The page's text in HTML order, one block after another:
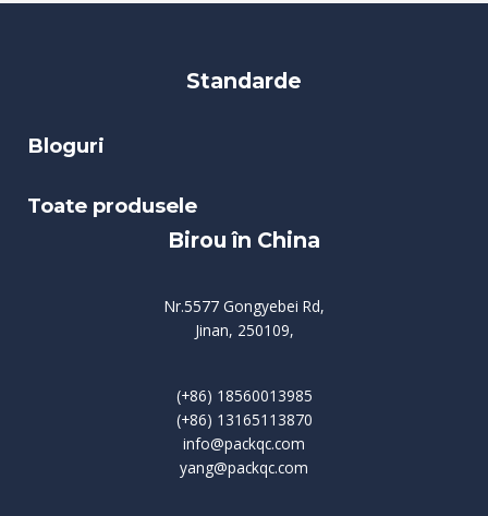
Standarde
Bloguri
Toate produsele
Birou în China
Nr.5577 Gongyebei Rd,
Jinan, 250109,
(+86) 18560013985
(+86) 13165113870
info@packqc.com
yang@packqc.com